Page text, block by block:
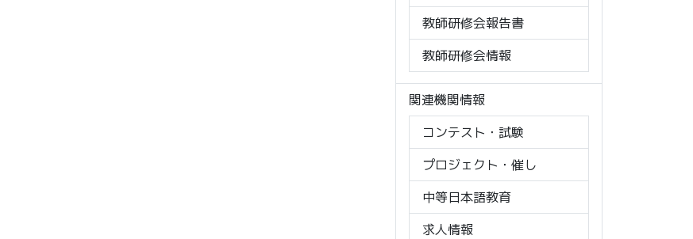
教師研修会報告書
教師研修会情報
関連機関情報
コンテスト・試験
プロジェクト・催し
中等日本語教育
求人情報